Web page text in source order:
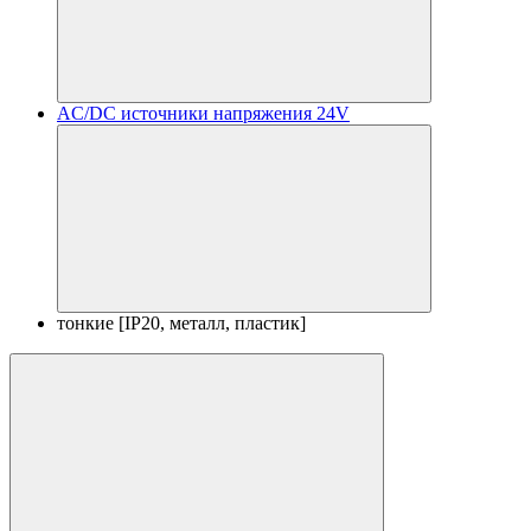
AC/DC источники напряжения 24V
тонкие [IP20, металл, пластик]